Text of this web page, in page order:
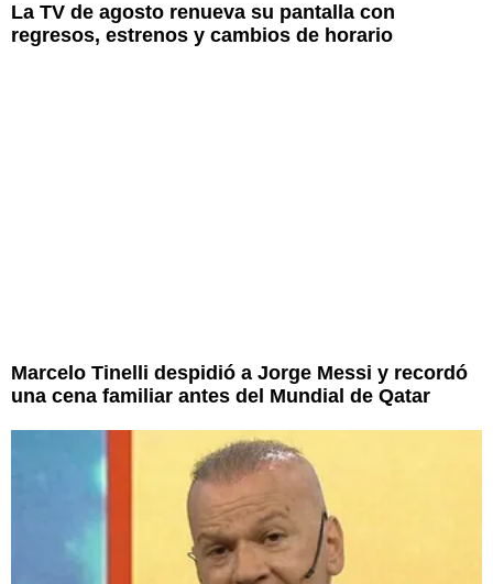
La TV de agosto renueva su pantalla con
regresos, estrenos y cambios de horario
Marcelo Tinelli despidió a Jorge Messi y recordó
una cena familiar antes del Mundial de Qatar